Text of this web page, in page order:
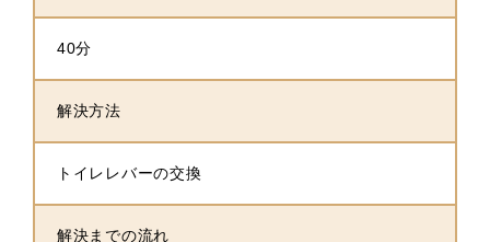
40分
解決方法
トイレレバーの交換
解決までの流れ